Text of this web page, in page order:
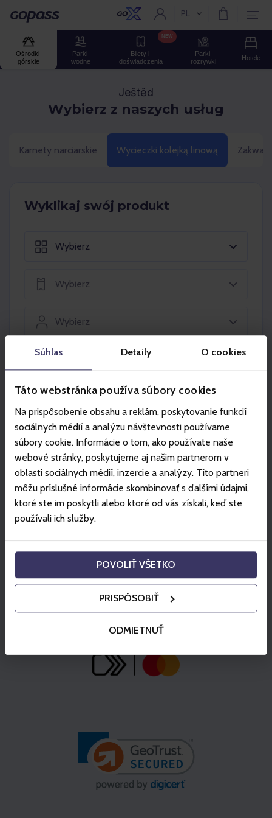
Súhlas Detaily O cookies
Táto webstránka používa súbory cookies
Na prispôsobenie obsahu a reklám, poskytovanie funkcií
sociálnych médií a analýzu návštevnosti používame
súbory cookie. Informácie o tom, ako používate naše
webové stránky, poskytujeme aj našim partnerom v
oblasti sociálnych médií, inzercie a analýzy. Títo partneri
môžu príslušné informácie skombinovať s ďalšími údajmi,
ktoré ste im poskytli alebo ktoré od vás získali, keď ste
používali ich služby.
POVOLIŤ VŠETKO
PRISPÔSOBIŤ
ODMIETNUŤ
Gopass Aktualny język:
PL
Ośrodki
górskie
Parki
wodne
Bilety i
doświadczenia
NEW
Parki
rozrywki
Hotele
Ještěd
Wybierz z naszych usług
Karnety narciarskie Wycieczki kolejką linową
Wyklikaj swój produkt
Wybierz
Wybierz
Wybierz
Partner